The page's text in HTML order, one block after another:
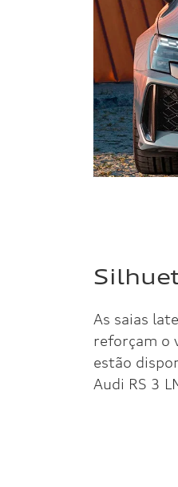
As saias
reforçam o
estão
Audi RS 3